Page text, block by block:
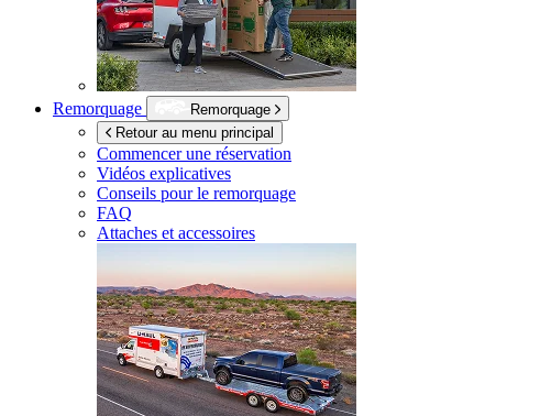
Remorquage
Remorquage
Retour au menu principal
Commencer une réservation
Vidéos explicatives
Conseils pour le remorquage
FAQ
Attaches et accessoires